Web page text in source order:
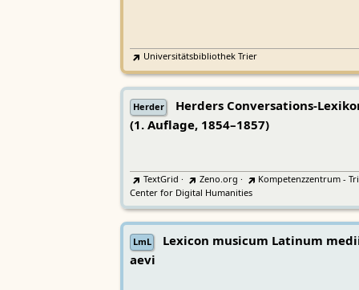
Universitätsbibliothek Trier
Herder
Herders Conversations-
(1. Auflage, 1854–1857)
TextGrid · Zeno.org ·
Kompetenzzentrum -
Center for Digital Humanities
LmL
Lexicon musicum Latinum
aevi